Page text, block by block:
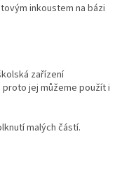
inkoustem na bázi
zařízení
jej můžeme použít i
malých částí.